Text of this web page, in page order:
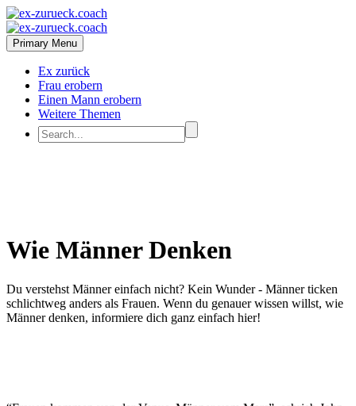
Primary Menu
Ex zurück
Frau erobern
Einen Mann erobern
Weitere Themen
Wie Männer Denken
Du verstehst Männer einfach nicht? Kein Wunder - Männer ticken
schlichtweg anders als Frauen. Wenn du genauer wissen willst, wie
Männer denken, informiere dich ganz einfach hier!